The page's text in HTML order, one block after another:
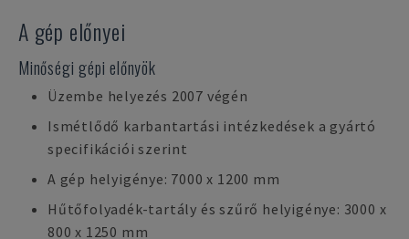
A gép előnyei
Minőségi gépi előnyök
Üzembe helyezés 2007 végén
Ismétlődő karbantartási intézkedések a gyártó
specifikációi szerint
A gép helyigénye: 7000 x 1200 mm
Hűtőfolyadék-tartály és szűrő helyigénye: 3000 x
800 x 1250 mm